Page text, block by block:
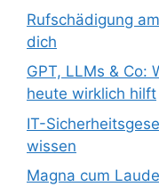
Rufschädigung
dich
GPT, LLMs & Co:
heute wirklich hilft
IT-
wissen
Magna cum